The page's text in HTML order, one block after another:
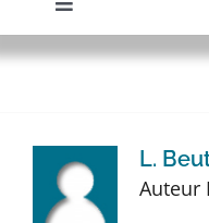
Toggle
Navigation
Home
Auteurs
L.
Auteur